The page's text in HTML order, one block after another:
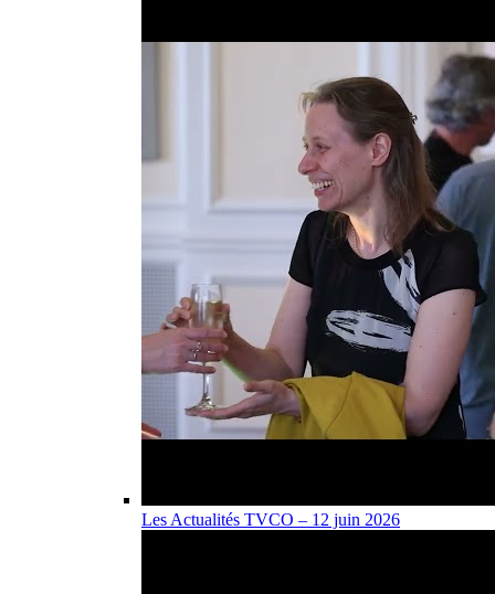
Les Actualités TVCO – 12 juin 2026